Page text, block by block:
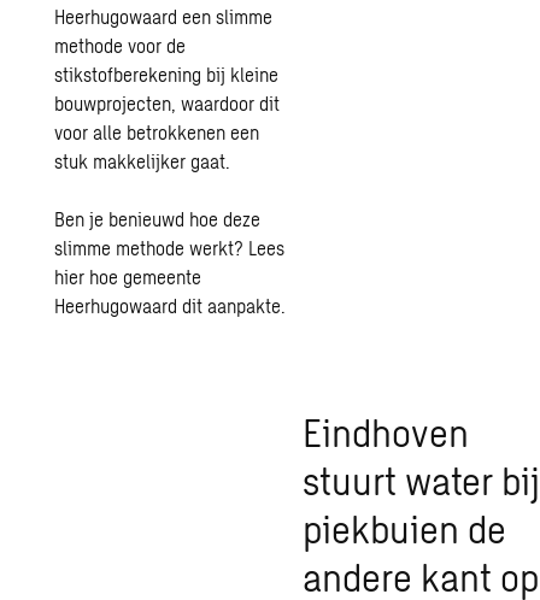
Heerhugowaard een slimme
methode voor de
stikstofberekening bij kleine
bouwprojecten, waardoor dit
voor alle betrokkenen een
stuk makkelijker gaat.
Ben je benieuwd hoe deze
slimme methode werkt? Lees
hier hoe gemeente
Heerhugowaard dit aanpakte.
Eindhoven
stuurt water bij
piekbuien de
andere kant op